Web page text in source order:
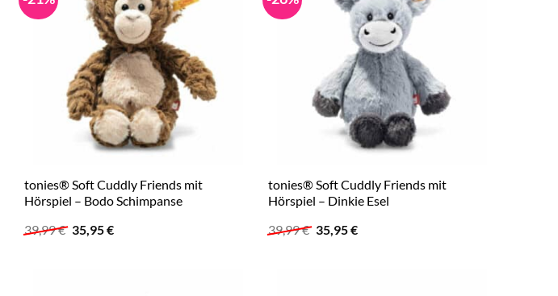
tonies® Soft Cuddly Friends mit
Hörspiel – Bodo Schimpanse
39,99€ Ursprünglicher
Preis
35,95€Aktueller
tonies® Soft Cuddly Friends mit
Hörspiel – Dinkie Esel
39,99€ Ursprünglicher
Preis
35,95€Aktueller